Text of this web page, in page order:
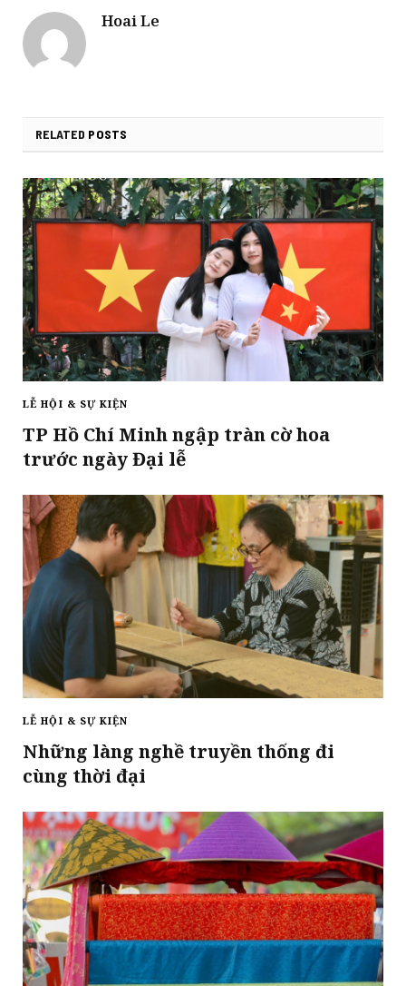
Hoai Le
RELATED POSTS
LỄ HỘI & SỰ KIỆN
TP Hồ Chí Minh ngập tràn cờ hoa
trước ngày Đại lễ
LỄ HỘI & SỰ KIỆN
Những làng nghề truyền thống đi
cùng thời đại